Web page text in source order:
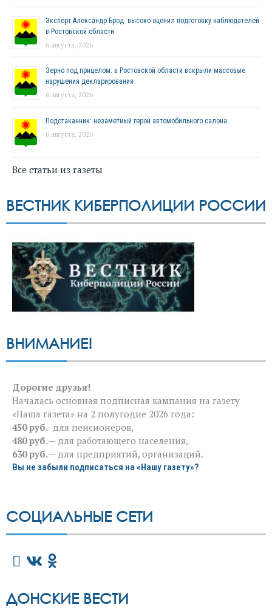
Эксперт Александр Брод высоко оценил подготовку наблюдателей
в Ростовской области
6 августа, 2026
Зерно под прицелом: в Ростовской области вскрыли массовые
нарушения декларирования
6 августа, 2026
Подстаканник: незаметный герой автомобильного салона
6 августа, 2026
Все статьи из газеты
ВЕСТНИК КИБЕРПОЛИЦИИ РОССИИ
ВНИМАНИЕ!
Дорогие друзья!
Началась основная подписная кампания на газету
«Наша газета» на 2 полугодие 2026 года:
450 руб.- для пенсионеров,
480 руб.— для работающего населения,
630 руб.— для предприятий, организаций.
Вы не забыли подписаться на «Нашу газету»?
СОЦИАЛЬНЫЕ СЕТИ
ДОНСКИЕ ВЕСТИ